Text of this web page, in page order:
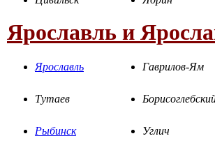
Ярославль и
Ярославль Гаврилов-Ям
Тутаев
Рыбинск Углич